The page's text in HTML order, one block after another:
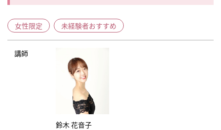
女性限定 未経験者おすすめ
講師
鈴木 花音子